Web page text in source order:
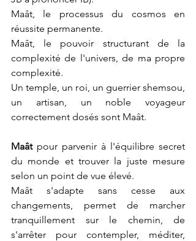
Maât, le processus du cosmos en
réussite permanente.
Maât, le pouvoir structurant de la
complexité de l'univers, de ma propre
complexité.
Un temple, un roi, un guerrier shemsou,
un artisan, un noble voyageur
correctement dosés sont Maât.
Maât pour parvenir à l'équilibre secret
du monde et trouver la juste mesure
selon un point de vue élevé.
Maât s'adapte sans cesse aux
changements, permet de marcher
tranquillement sur le chemin, de
s'arrêter pour contempler, méditer,